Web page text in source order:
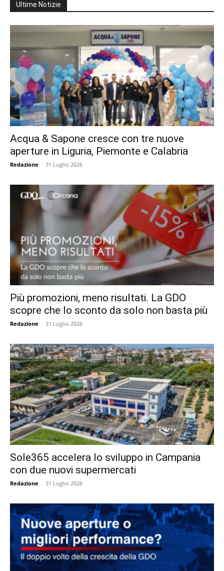
Ultime Notizie
Acqua & Sapone cresce con tre nuove
aperture in Liguria, Piemonte e Calabria
Redazione - 31 Luglio 2026
Più promozioni, meno risultati. La GDO
scopre che lo sconto da solo non basta più
Redazione - 31 Luglio 2026
Sole365 accelera lo sviluppo in Campania
con due nuovi supermercati
Redazione - 31 Luglio 2026